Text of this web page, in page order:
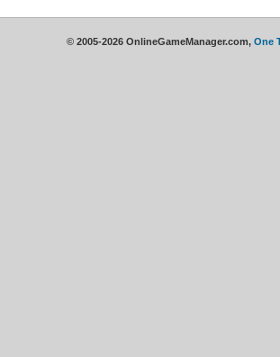
© 2005-2026 OnlineGameManager.com, One